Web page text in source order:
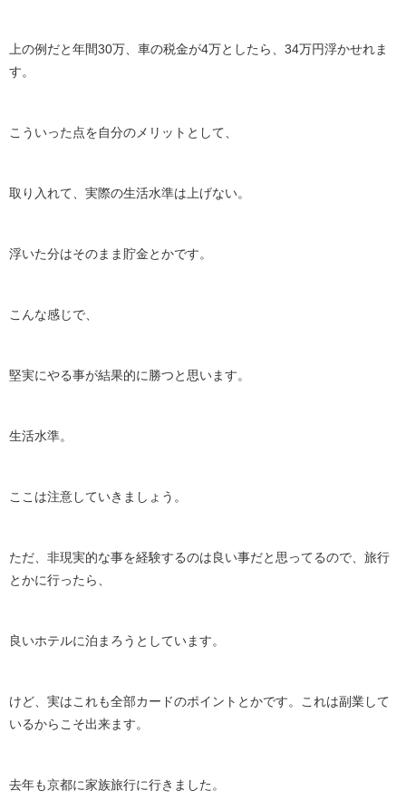
上の例だと年間30万、車の税金が4万としたら、34万円浮かせれま
す。
こういった点を自分のメリットとして、
取り入れて、実際の生活水準は上げない。
浮いた分はそのまま貯金とかです。
こんな感じで、
堅実にやる事が結果的に勝つと思います。
生活水準。
ここは注意していきましょう。
ただ、非現実的な事を経験するのは良い事だと思ってるので、旅行
とかに行ったら、
良いホテルに泊まろうとしています。
けど、実はこれも全部カードのポイントとかです。これは副業して
いるからこそ出来ます。
去年も京都に家族旅行に行きました。